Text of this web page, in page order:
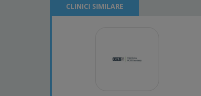
CLINICI SIMILARE